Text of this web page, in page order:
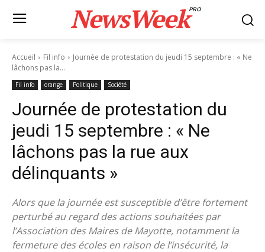
NewsWeekPRO
Accueil Fil info
Journée de protestation du jeudi 15 septembre : « Ne
lâchons pas la...
Fil info orange Politique Société
Journée de protestation du
jeudi 15 septembre : « Ne
lâchons pas la rue aux
délinquants »
Alors que la journée est susceptible d’être fortement
perturbé au regard des actions souhaitées par
l’Association des Maires de Mayotte, notamment la
fermeture des écoles en raison de l’insécurité, la